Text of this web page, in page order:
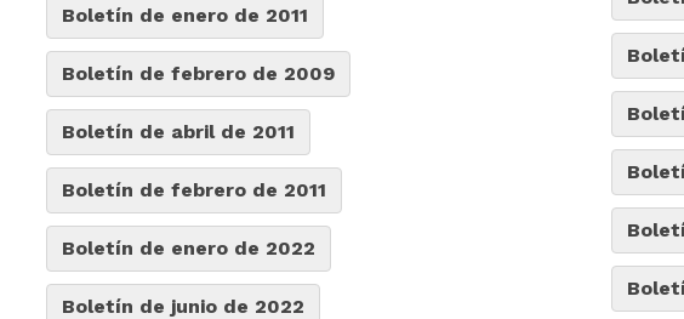
Boletín de enero de 2011
Boletín de febrero de 2009
Boletín de abril de 2011
Boletín de febrero de 2011
Boletín de enero de 2022
Boletín de junio de 2022